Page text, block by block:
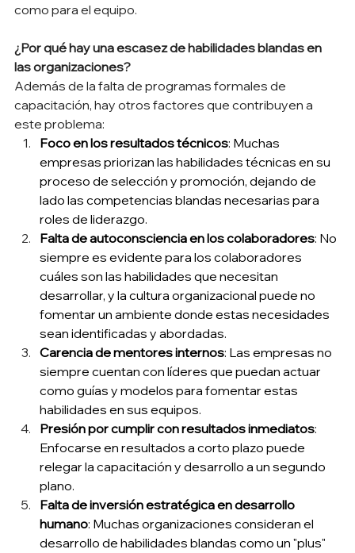
como para el equipo.
¿Por qué hay una escasez de habilidades blandas en
las organizaciones?
Además de la falta de programas formales de
capacitación, hay otros factores que contribuyen a
este problema:
Foco en los resultados técnicos: Muchas
empresas priorizan las habilidades técnicas en su
proceso de selección y promoción, dejando de
lado las competencias blandas necesarias para
roles de liderazgo.
Falta de autoconsciencia en los colaboradores: No
siempre es evidente para los colaboradores
cuáles son las habilidades que necesitan
desarrollar, y la cultura organizacional puede no
fomentar un ambiente donde estas necesidades
sean identificadas y abordadas.
Carencia de mentores internos: Las empresas no
siempre cuentan con líderes que puedan actuar
como guías y modelos para fomentar estas
habilidades en sus equipos.
Presión por cumplir con resultados inmediatos:
Enfocarse en resultados a corto plazo puede
relegar la capacitación y desarrollo a un segundo
plano.
Falta de inversión estratégica en desarrollo
humano: Muchas organizaciones consideran el
desarrollo de habilidades blandas como un "plus"